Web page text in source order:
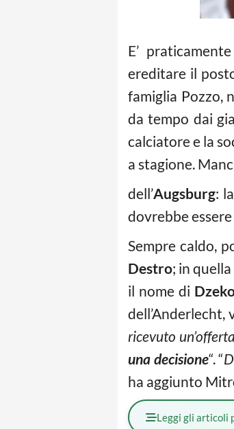
E’
ereditare il
famiglia Pozzo,
da tempo dai
calciatore e la
a stagione.
dell’Augsburg:
dovrebbe
Sempre caldo,
Destro; in
il nome di
dell’Anderlecht,
ricevuto
una decisione“. “
ha aggiunto
Leggi gli articoli